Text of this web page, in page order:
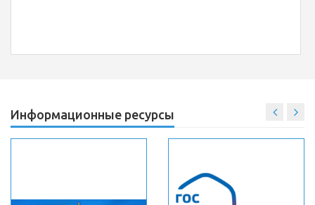
Информационные ресурсы